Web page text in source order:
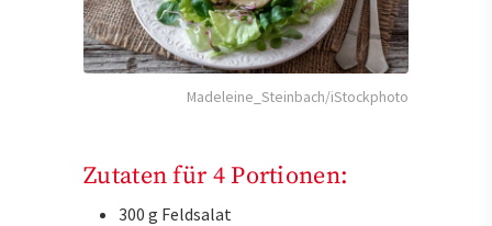
Madeleine_Steinbach/iStockphoto
Zutaten für 4 Portionen:
300 g Feldsalat